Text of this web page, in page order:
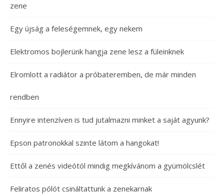
zene
Egy újság a feleségemnek, egy nekem
Elektromos bojlerünk hangja zene lesz a füleinknek
Elromlott a radiátor a próbateremben, de már minden
rendben
Ennyire intenzíven is tud jutalmazni minket a saját agyunk?
Epson patronokkal szinte látom a hangokat!
Ettől a zenés videótól mindig megkívánom a gyümölcslét
Feliratos pólót csináltattunk a zenekarnak